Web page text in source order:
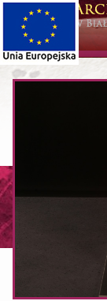
Przeskocz
treści